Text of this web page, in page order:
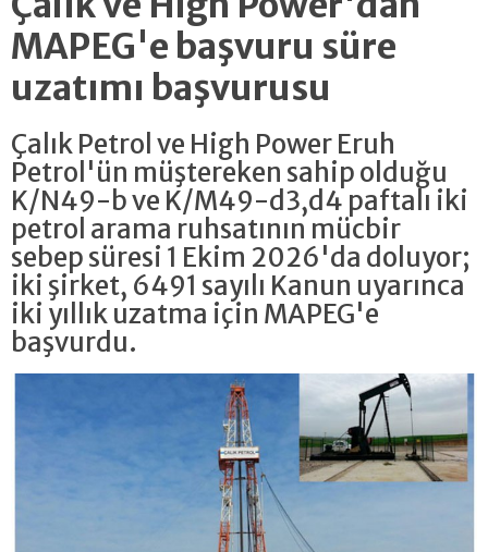
MAPEG'e başvuru süre
uzatımı başvurusu
Çalık Petrol ve High Power Eruh
Petrol'ün müştereken sahip olduğu
K/N49-b ve K/M49-d3,d4 paftalı iki
petrol arama ruhsatının mücbir
sebep süresi 1 Ekim 2026'da doluyor;
iki şirket, 6491 sayılı Kanun uyarınca
iki yıllık uzatma için MAPEG'e
başvurdu.